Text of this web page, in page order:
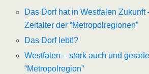
Das Dorf hat in Westfalen Zukunft
Zeitalter der “Metropolregionen”
Das Dorf lebt!?
Westfalen – stark auch und
“Metropolregion”